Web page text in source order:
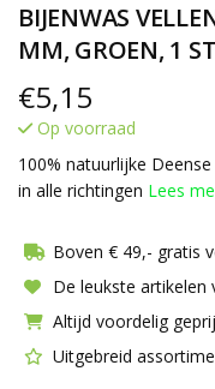
BIJENWAS
MM, GROEN, 1
€5,15
Op voorraad
100% natuurlijke
in alle richtingen Lees
Boven € 49,- gratis
De leukste
Altijd voordelig
Uitgebreid